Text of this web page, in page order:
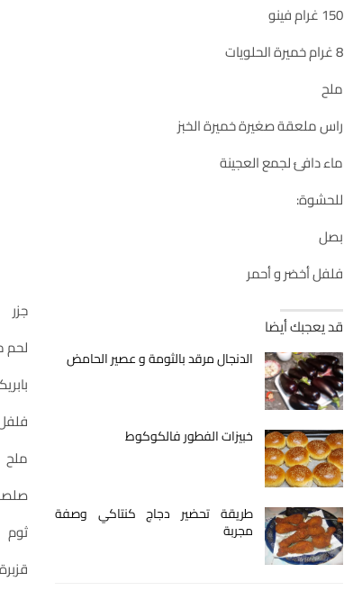
150 غرام فينو
8 غرام خميرة الحلويات
ملح
راس ملعقة صغيرة خميرة الخبز
ماء دافئ لجمع العجينة
للحشوة:
بصل
فلفل أخضر و أحمر
قد يعجبك أيضا
الدنجال مرقد بالثومة و عصير الحامض
خبيزات الفطور فالكوكوط
طريقة تحضير دجاج كنتاكي وصفة
مجربة
جزر
لحم
ملح
ثوم